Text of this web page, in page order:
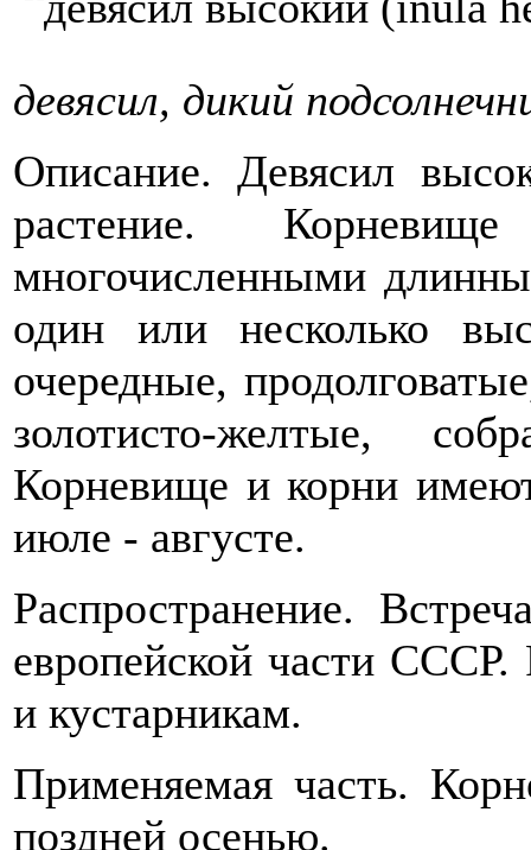
девясил, дикий
Описание. Девясил
растение.
многочисленными
один или несколько
очередные,
золотисто-желтые,
Корневище и корни
июле - августе.
Распространение.
европейской части СССР.
и кустарникам.
Применяемая часть.
поздней осенью.